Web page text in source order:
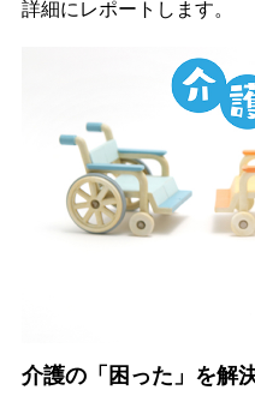
詳細にレポートします。
介護の「困った」を解